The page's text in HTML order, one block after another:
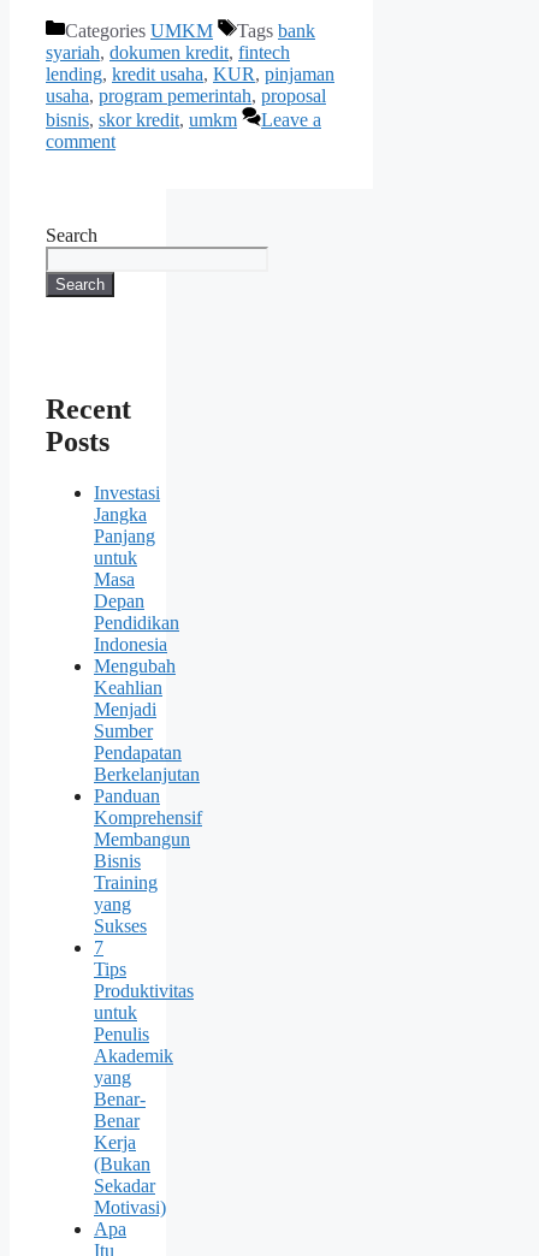
Categories UMKM Tags bank
syariah, dokumen kredit, fintech
lending, kredit usaha, KUR, pinjaman
usaha, program pemerintah, proposal
bisnis, skor kredit, umkm
Leave a
comment
Search
Search
Recent
Posts
Investasi
Jangka
Panjang
untuk
Masa
Depan
Pendidikan
Indonesia
Mengubah
Keahlian
Menjadi
Sumber
Pendapatan
Berkelanjutan
Panduan
Komprehensif
Membangun
Bisnis
Training
yang
Sukses
7
Tips
Produktivitas
untuk
Penulis
Akademik
yang
Benar-
Benar
Kerja
(Bukan
Sekadar
Motivasi)
Apa
Itu